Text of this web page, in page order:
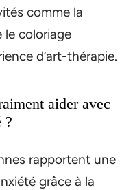
comme la
le coloriage
d’art-thérapie.
aider avec
?
rapportent une
grâce à la